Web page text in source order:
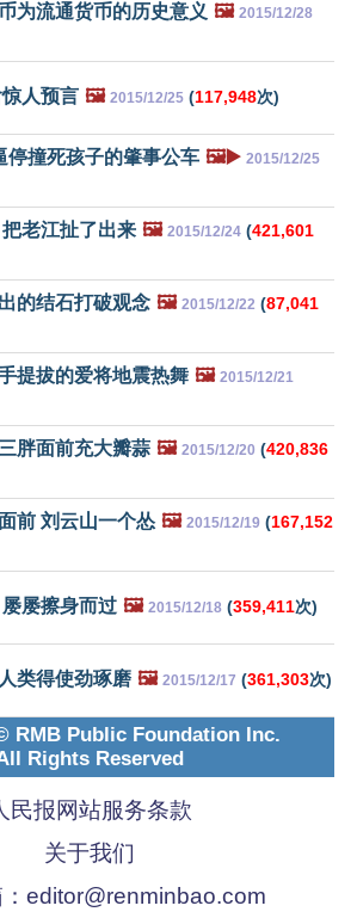
为流通货币的历史意义 🖼️ 2015/12/28
人预言 🖼️ 2015/12/25 (117,948次)
停撞死孩子的肇事公车 🖼️▶️ 2015/12/25
老江扯了出来 🖼️ 2015/12/24 (421,601
的结石打破观念 🖼️ 2015/12/22 (87,041
提拔的爱将地震热舞 🖼️ 2015/12/21
胖面前充大瓣蒜 🖼️ 2015/12/20 (420,836
前 刘云山一个怂 🖼️ 2015/12/19 (167,152
屡擦身而过 🖼️ 2015/12/18 (359,411次)
类得使劲琢磨 🖼️ 2015/12/17 (361,303次)
RMB Public Foundation Inc.
Rights Reserved
民报网站服务条款
关于我们
editor@renminbao.com